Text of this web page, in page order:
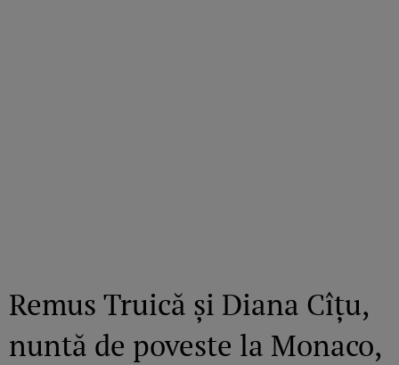
Remus Truică și Diana Cîțu,
nuntă de poveste la Monaco,